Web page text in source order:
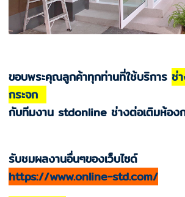
ขอบพระคุณลูกค้าทุกท่านที่ใช้บริการ ช่
กระจก
กับทีมงาน stdonline ช่างต่อเติมห้อง
รับชมผลงานอื่นๆของเว็บไซด์
https://www.online-std.com/